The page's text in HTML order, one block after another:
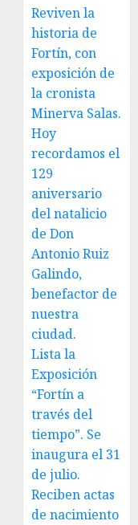
Reviven la
historia de
Fortín, con
exposición de
la cronista
Minerva Salas.
Hoy
recordamos el
129
aniversario
del natalicio
de Don
Antonio Ruiz
Galindo,
benefactor de
nuestra
ciudad.
Lista la
Exposición
“Fortín a
través del
tiempo”. Se
inaugura el 31
de julio.
Reciben actas
de nacimiento